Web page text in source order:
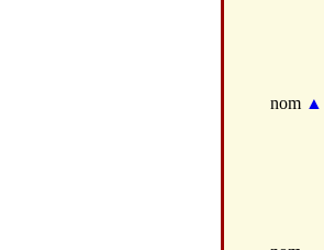
nom ▲